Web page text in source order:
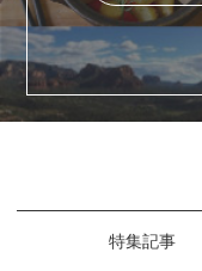
特集記事